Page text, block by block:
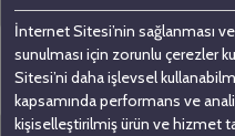
Bizimle iletişime
Koç Holding A.Ş
İnternet Sitesi’nin sağlanması
sunulması için zorunlu çerezler
Sitesi’ni daha işlevsel
kapsamında performans ve
kişiselleştirilmiş ürün ve hizmet